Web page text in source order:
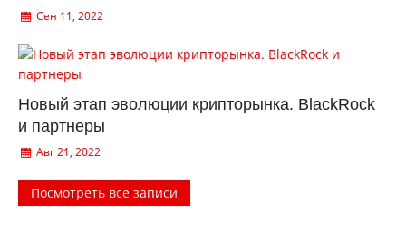
Сен 11, 2022
Новый этап эволюции крипторынка. BlackRock
и партнеры
Авг 21, 2022
Посмотреть все записи